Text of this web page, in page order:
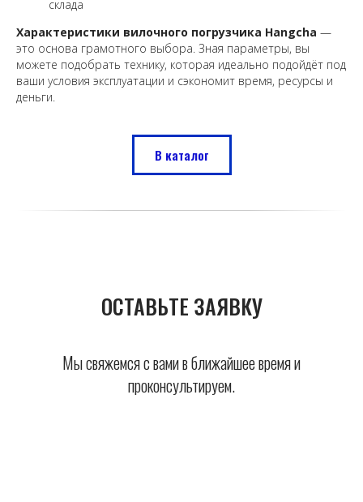
склада
Характеристики вилочного погрузчика Hangcha —
это основа грамотного выбора. Зная параметры, вы
можете подобрать технику, которая идеально подойдёт под
ваши условия эксплуатации и сэкономит время, ресурсы и
деньги.
В каталог
ОСТАВЬТЕ ЗАЯВКУ
Мы свяжемся с вами в ближайшее время и
проконсультируем.